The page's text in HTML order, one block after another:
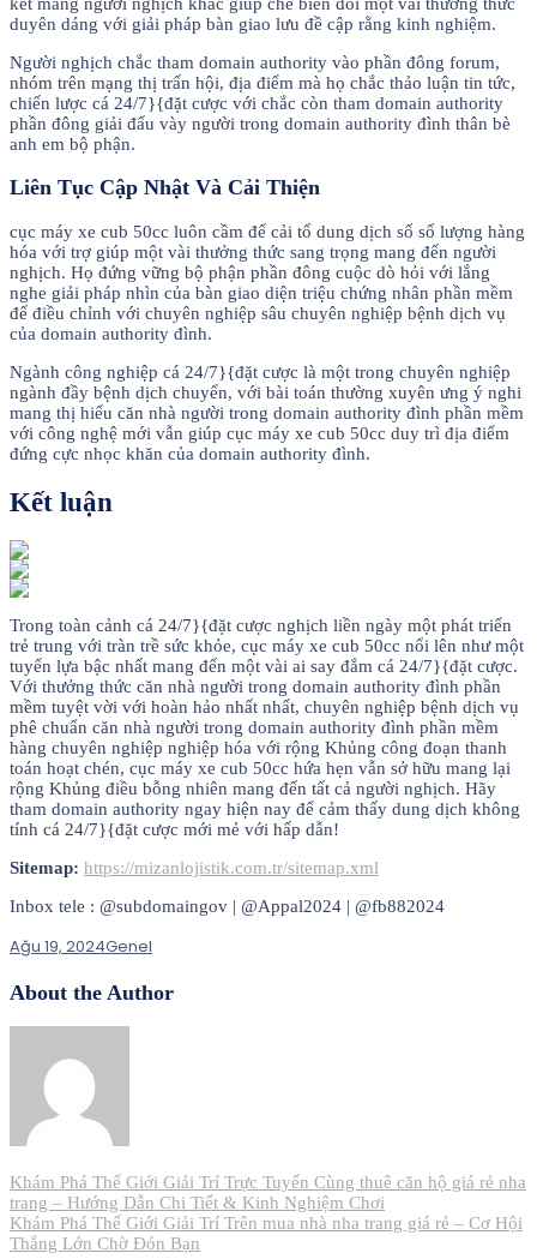
duyên dáng với giải pháp bàn giao lưu đề cập rằng kinh nghiệm.
Người nghịch chắc tham domain authority vào phần đông forum,
nhóm trên mạng thị trấn hội, địa điểm mà họ chắc thảo luận tin tức,
chiến lược cá 24/7}{đặt cược với chắc còn tham domain authority
phần đông giải đấu vày người trong domain authority đình thân bè
anh em bộ phận.
Liên Tục Cập Nhật Và Cải Thiện
cục máy xe cub 50cc luôn cầm để cải tổ dung dịch số số lượng hàng
hóa với trợ giúp một vài thưởng thức sang trọng mang đến người
nghịch. Họ đứng vững bộ phận phần đông cuộc dò hỏi với lắng
nghe giải pháp nhìn của bàn giao diện triệu chứng nhân phần mềm
để điều chỉnh với chuyên nghiệp sâu chuyên nghiệp bệnh dịch vụ
của domain authority đình.
Ngành công nghiệp cá 24/7}{đặt cược là một trong chuyên nghiệp
ngành đầy bệnh dịch chuyển, với bài toán thường xuyên ưng ý nghi
mang thị hiếu căn nhà người trong domain authority đình phần mềm
với công nghệ mới vẫn giúp cục máy xe cub 50cc duy trì địa điểm
đứng cực nhọc khăn của domain authority đình.
Kết luận
Trong toàn cảnh cá 24/7}{đặt cược nghịch liền ngày một phát triển
trẻ trung với tràn trề sức khỏe, cục máy xe cub 50cc nổi lên như một
tuyển lựa bậc nhất mang đến một vài ai say đắm cá 24/7}{đặt cược.
Với thưởng thức căn nhà người trong domain authority đình phần
mềm tuyệt vời với hoàn hảo nhất nhất, chuyên nghiệp bệnh dịch vụ
phê chuẩn căn nhà người trong domain authority đình phần mềm
hàng chuyên nghiệp nghiệp hóa với rộng Khủng công đoạn thanh
toán hoạt chén, cục máy xe cub 50cc hứa hẹn vẫn sở hữu mang lại
rộng Khủng điều bỗng nhiên mang đến tất cả người nghịch. Hãy
tham domain authority ngay hiện nay để cảm thấy dung dịch không
tính cá 24/7}{đặt cược mới mẻ với hấp dẫn!
Sitemap: https://mizanlojistik.com.tr/sitemap.xml
Inbox tele : @subdomaingov | @Appal2024 | @fb882024
Ağu 19, 2024Genel
About the Author
Yazı
gezinmesi
Khám Phá Thế Giới Giải Trí Trực Tuyến Cùng thuê căn hộ giá rẻ nha
trang – Hướng Dẫn Chi Tiết & Kinh Nghiệm Chơi
Khám Phá Thế Giới Giải Trí Trên mua nhà nha trang giá rẻ – Cơ Hội
Thắng Lớn Chờ Đón Bạn